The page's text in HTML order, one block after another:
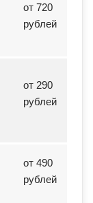
от 720
рублей
от 290
рублей
от 490
рублей